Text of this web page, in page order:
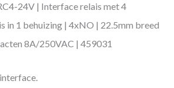
24V | Interface relais met 4
in 1 behuizing | 4xNO | 22.5mm breed
8A/250VAC | 459031